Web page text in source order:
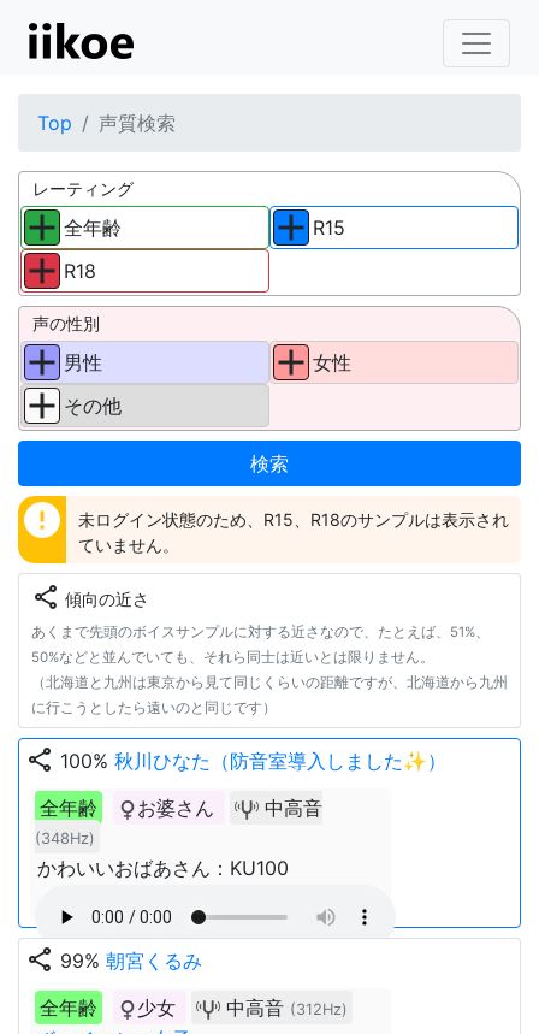
Top 声質検索
レーティング
全年齢
R18
R15
声の性別
男性
その他
女性
error
未ログイン状態のため、R15、R18のサンプルは表示され
ていません。
share 傾向の近さ
あくまで先頭のボイスサンプルに対する近さなので、たとえば、51%、
50%などと並んでいても、それら同士は近いとは限りません。
（北海道と九州は東京から見て同じくらいの距離ですが、北海道から九州
に行こうとしたら遠いのと同じです）
share 100% 秋川ひなた（防音室導入しました✨）
全年齢
お婆さん 中高音
(348Hz)
かわいいおばあさん：KU100
share 99% 朝宮くるみ
全年齢
少女 中高音 (312Hz)